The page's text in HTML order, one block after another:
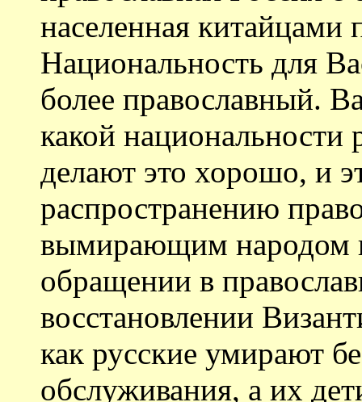
населенная
Национальность для
более православный.
какой
делают это хорошо, и
распространению
вымирающим народом
обращении в
восстановлении
как русские умирают
обслуживания, а их